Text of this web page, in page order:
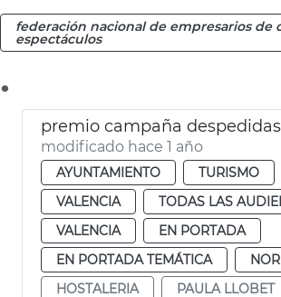
federación nacional de empresarios de
espectáculos
.
modificado hace 1 año
AYUNTAMIENTO
TURISMO
VALENCIA
TODAS LAS
VALENCIA
EN PORTADA
EN PORTADA TEMÁTICA
HOSTALERIA
PAULA LLOBET